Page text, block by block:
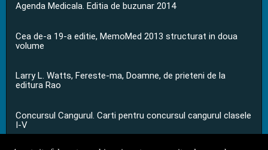
Agenda Medicala. Editia de buzunar 2014
Cea de-a 19-a editie, MemoMed 2013 structurat in doua
volume
Larry L. Watts, Fereste-ma, Doamne, de prieteni de la
editura Rao
Concursul Cangurul. Carti pentru concursul cangurul clasele
I-V